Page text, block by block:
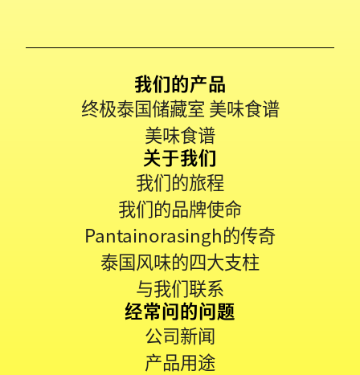
我们的产品
终极泰国储藏室 美味食谱
美味食谱
关于我们
我们的旅程
我们的品牌使命
Pantainorasingh的传奇
泰国风味的四大支柱
与我们联系
经常问的问题
公司新闻
产品用途